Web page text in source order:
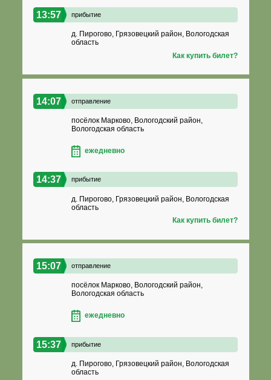
13:57 прибытие
д. Пирогово, Грязовецкий район, Вологодская
область
Как купить билет?
14:07 отправление
посёлок Марково, Вологодский район,
Вологодская область
ежедневно
14:37 прибытие
д. Пирогово, Грязовецкий район, Вологодская
область
Как купить билет?
15:07 отправление
посёлок Марково, Вологодский район,
Вологодская область
ежедневно
15:37 прибытие
д. Пирогово, Грязовецкий район, Вологодская
область